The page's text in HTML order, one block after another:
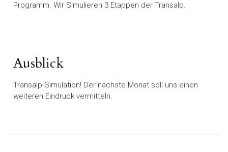
Programm. Wir Simulieren 3 Etappen der Transalp.
Ausblick
Transalp-Simulation! Der nächste Monat soll uns einen
weiteren Eindruck vermitteln.